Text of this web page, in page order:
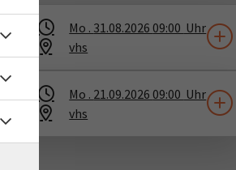
Mo . 31.08.2026 09:00 Uhr
vhs
Mo . 21.09.2026 09:00 Uhr
vhs